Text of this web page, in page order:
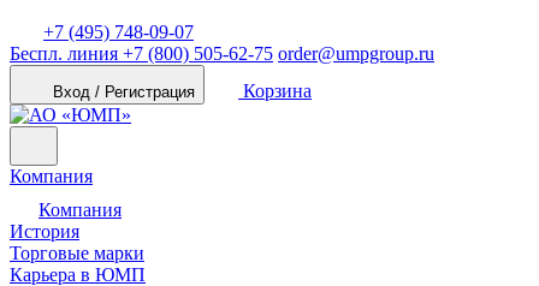
+7 (495) 748-09-07
Беспл. линия +7 (800) 505-62-75 order@umpgroup.ru
Вход / Регистрация Корзина
Компания
Компания
История
Торговые марки
Карьера в ЮМП